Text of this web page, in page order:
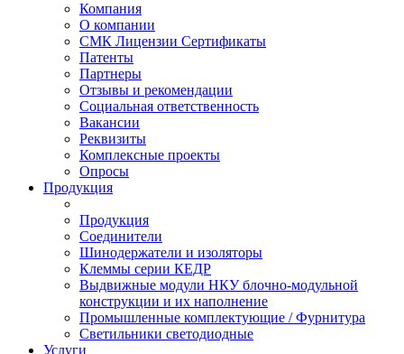
Компания
О компании
СМК Лицензии Сертификаты
Патенты
Партнеры
Отзывы и рекомендации
Социальная ответственность
Вакансии
Реквизиты
Комплексные проекты
Опросы
Продукция
Продукция
Соединители
Шинодержатели и изоляторы
Клеммы серии КЕДР
Выдвижные модули НКУ блочно-модульной
конструкции и их наполнение
Промышленные комплектующие / Фурнитура
Светильники светодиодные
Услуги